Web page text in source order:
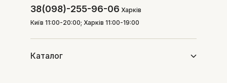
38(098)-255-96-06 Харків
Київ 11:00-20:00; Харків 11:00-19:00
Каталог